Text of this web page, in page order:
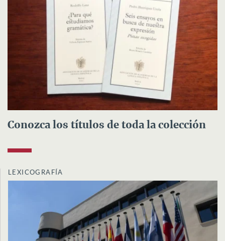
Conozca los títulos de toda la colección
LEXICOGRAFÍA